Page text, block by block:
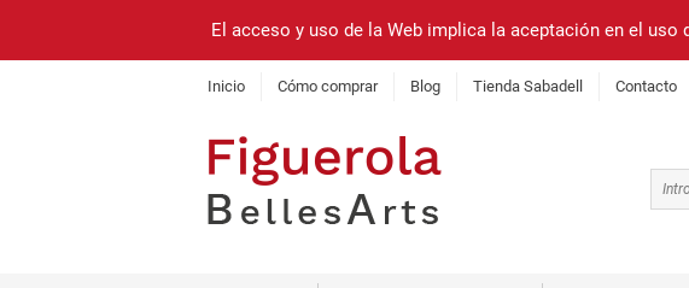
El acceso y uso de la Web implica la aceptación en el
Inicio Cómo comprar Blog Tienda Sabadell Contacto